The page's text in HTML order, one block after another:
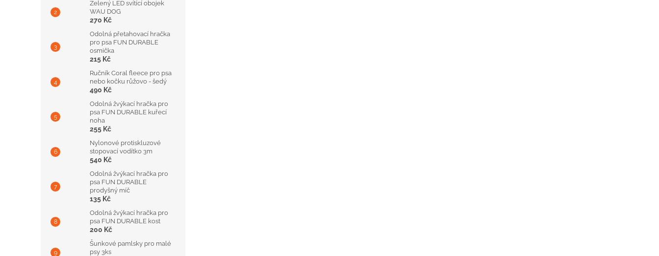
Zelený LED svítící obojek
WAU DOG
270 Kč
Odolná přetahovací hračka
pro psa FUN DURABLE
osmička
215 Kč
Ručník Coral fleece pro psa
nebo kočku růžovo - šedý
490 Kč
Odolná žvýkací hračka pro
psa FUN DURABLE kuřecí
noha
255 Kč
Nylonové protiskluzové
stopovací vodítko 3m
540 Kč
Odolná žvýkací hračka pro
psa FUN DURABLE
prodyšný míč
135 Kč
Odolná žvýkací hračka pro
psa FUN DURABLE kost
200 Kč
Šunkové pamlsky pro malé
psy 3ks